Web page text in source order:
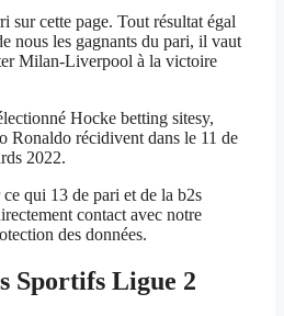
sur cette page. Tout résultat égal
nous les gagnants du pari, il vaut
Milan-Liverpool à la victoire
Hocke betting sitesy,
Ronaldo récidivent dans le 11 de
2022.
qui 13 de pari et de la b2s
contact avec notre
des données.
Sportifs Ligue 2